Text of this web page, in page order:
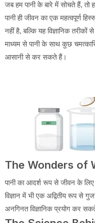
जब हम पानी के बारे में सोचते हैं, तो
पानी ही जीवन का एक महत्वपूर्ण
नहीं है, बल्कि यह विज्ञानिक
माध्यम से पानी के साथ कुछ
आसानी से कर सकते हैं।
The Wonders of
पानी का आदर्श रूप से जीवन के
विज्ञान में भी एक अद्वितीय रूप से
अनगिनत विज्ञानिक प्रयोग कर